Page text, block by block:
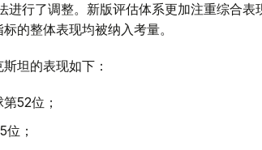
进行了调整。新版评估体系更加注重综合表
的整体表现均被纳入考量。
坦的表现如下：
52位；
；